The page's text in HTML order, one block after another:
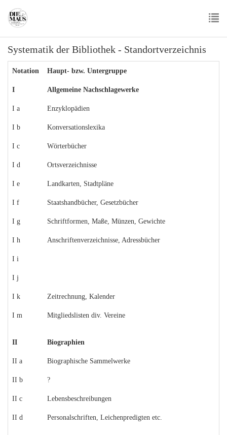
main
Systematik der Bibliothek - Standortverzeichnis
Notation Haupt- bzw. Untergruppe
I Allgemeine Nachschlagewerke
I a Enzyklopädien
I b Konversationslexika
I c Wörterbücher
I d Ortsverzeichnisse
I e Landkarten, Stadtpläne
I f Staatshandbücher, Gesetzbücher
I g Schriftformen, Maße, Münzen, Gewichte
I h Anschriftenverzeichnisse, Adressbücher
I i
I j
I k Zeitrechnung, Kalender
I m Mitgliedslisten div. Vereine
II Biographien
II a Biographische Sammelwerke
II b ?
II c Lebensbeschreibungen
II d Personalschriften, Leichenpredigten etc.